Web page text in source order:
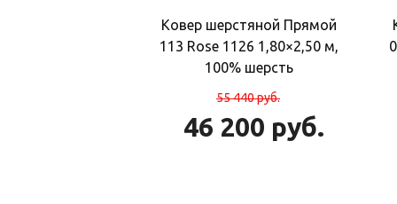
Ковер шерстяной Прямой
113 Rose 1126 1,80×2,50 м,
100% шерсть
55 440руб.
46 200 руб.